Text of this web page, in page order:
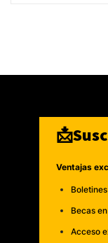
Ventajas
Becas
Acceso